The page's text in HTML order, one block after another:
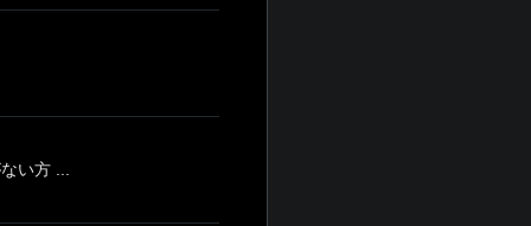
い方 ...